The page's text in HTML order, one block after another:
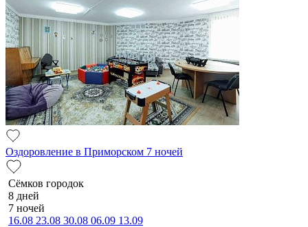
Оздоровление в Приморском 7 ночей
Сёмков городок
8 дней
7 ночей
16.08 23.08 30.08 06.09 13.09